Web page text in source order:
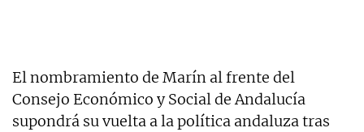
El nombramiento de Marín al frente del
Consejo Económico y Social de Andalucía
supondrá su vuelta a la política andaluza tras